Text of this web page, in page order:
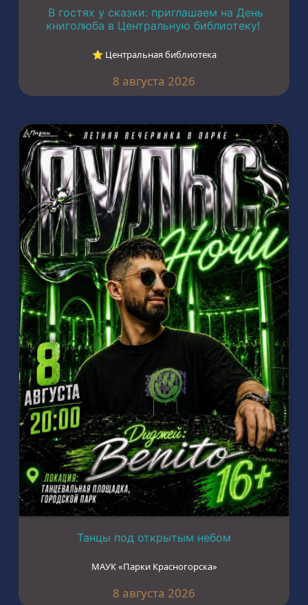
В гостях у сказки: приглашаем на День
книголюба в Центральную библиотеку!
⭐︎ Центральная библиотека
8 августа 2026
Танцы под открытым небом
МАУК «Парки Красногорска»
8 августа 2026